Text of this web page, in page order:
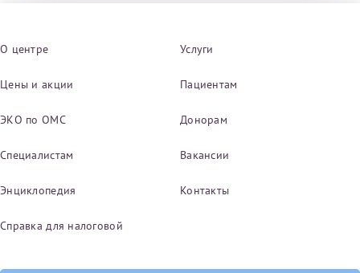
О центре Услуги
Цены и акции Пациентам
ЭКО по ОМС Донорам
Специалистам Вакансии
Энциклопедия Контакты
Справка для налоговой